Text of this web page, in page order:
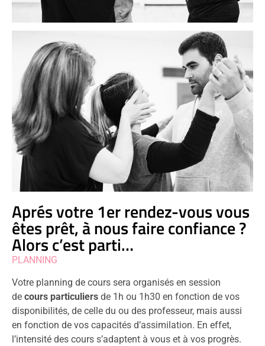
Aprés votre 1er rendez-vous vous
êtes prêt, à nous faire confiance ?
Alors c’est parti…
PLANNING
Votre planning de cours sera organisés en session
de cours particuliers de 1h ou 1h30 en fonction de vos
disponibilités, de celle du ou des professeur, mais aussi
en fonction de vos capacités d’assimilation. En effet,
l’intensité des cours s’adaptent à vous et à vos progrès.